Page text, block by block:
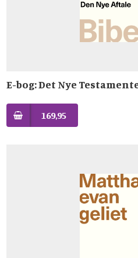
E-bog: Det Nye
169,95